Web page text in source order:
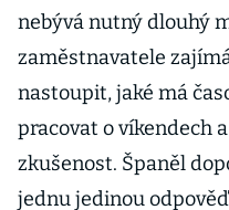
nebývá nutný dlouhý
zaměstnavatele
nastoupit, jaké má
pracovat o víkendech
zkušenost. Španěl
jednu jedinou